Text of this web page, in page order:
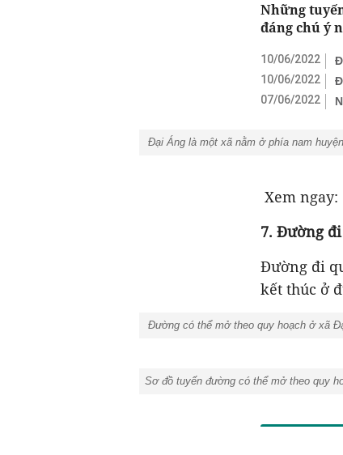
Những
đáng chú ý
10/06/2022
10/06/2022
07/06/2022
Đại Áng là một xã nằm ở phía nam
Xem ngay:
7. Đường
Đường đi
kết thúc ở
Đường có thể mở theo quy hoạch ở xã
Sơ đồ tuyến đường có thể mở theo quy